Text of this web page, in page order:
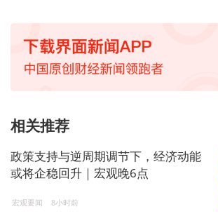
相关推荐
政策支持与逆周期调节下，经济动能
或将企稳回升｜宏观晚6点
宏观要闻 8小时前